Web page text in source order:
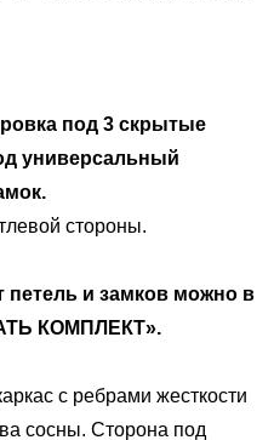
под 3 скрытые
универсальный
.
стороны.
и замков можно в
КОМПЛЕКТ».
с ребрами жесткости
сосны. Сторона под